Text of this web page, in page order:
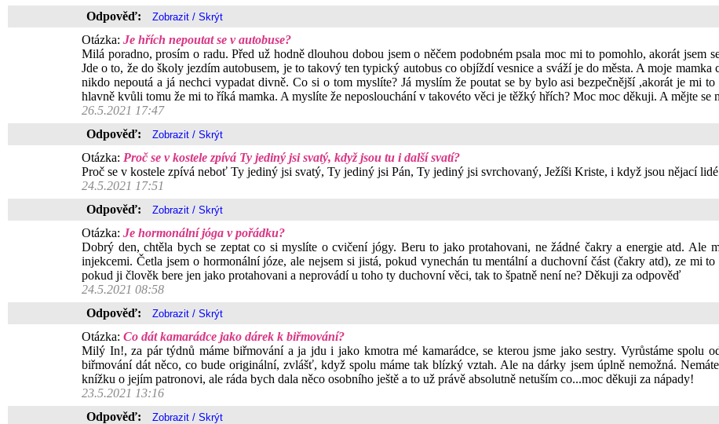
Odpověď:
Otázka: Je hřích nepoutat se v autobuse?
Milá poradno, prosím o radu. Před už hodně dlouhou dobou jsem o něčem podobném psala moc mi to pomohlo, akorát jsem
Jde o to, že do školy jezdím autobusem, je to takový ten typický autobus co objíždí vesnice a sváží je do města. A moje mamka
nikdo nepoutá a já nechci vypadat divně. Co si o tom myslíte? Já myslím že poutat se by bylo asi bezpečnější ,akorát je mi
hlavně kvůli tomu že mi to říká mamka. A myslíte že neposlouchání v takovéto věci je těžký hřích? Moc moc děkuji. A mějte se
26.5.2021 17:47
Odpověď:
Otázka: Proč se v kostele zpívá Ty jediný jsi svatý, když jsou tu i další svatí?
Proč se v kostele zpívá neboť Ty jediný jsi svatý, Ty jediný jsi Pán, Ty jediný jsi svrchovaný, Ježíši Kriste, i když jsou nějací lidé
24.5.2021 17:51
Odpověď:
Otázka: Je hormonální jóga v pořádku?
Dobrý den, chtěla bych se zeptat co si myslíte o cvičení jógy. Beru to jako protahovani, ne žádné čakry a energie atd. Ale
injekcemi. Četla jsem o hormonální józe, ale nejsem si jistá, pokud vynechán tu mentální a duchovní část (čakry atd), ze mi
pokud ji člověk bere jen jako protahovani a neprovádí u toho ty duchovní věci, tak to špatně není ne? Děkuji za odpověď
24.5.2021 08:58
Odpověď:
Otázka: Co dát kamarádce jako dárek k biřmování?
Milý In!, za pár týdnů máme biřmování a ja jdu i jako kmotra mé kamarádce, se kterou jsme jako sestry. Vyrůstáme spolu
biřmování dát něco, co bude originální, zvlášť, když spolu máme tak blízký vztah. Ale na dárky jsem úplně nemožná.
knížku o jejím patronovi, ale ráda bych dala něco osobního ještě a to už právě absolutně netuším co...moc děkuji za nápady!
23.5.2021 13:16
Odpověď: